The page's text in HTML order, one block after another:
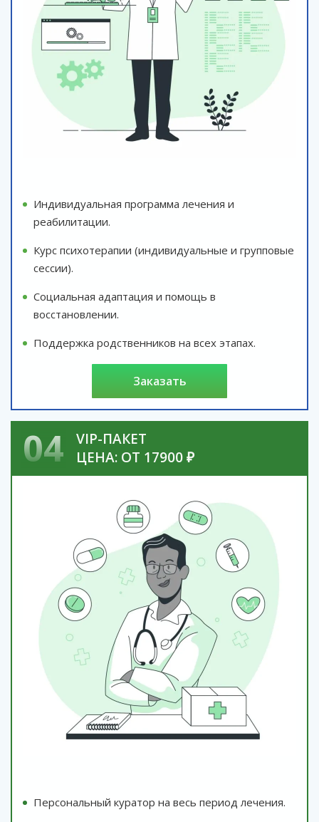
Индивидуальная программа лечения и
реабилитации.
Курс психотерапии (индивидуальные и групповые
сессии).
Социальная адаптация и помощь в
восстановлении.
Поддержка родственников на всех этапах.
заказать
04
VIP-ПАКЕТ
ЦЕНА: ОТ 17900 ₽
Персональный куратор на весь период лечения.